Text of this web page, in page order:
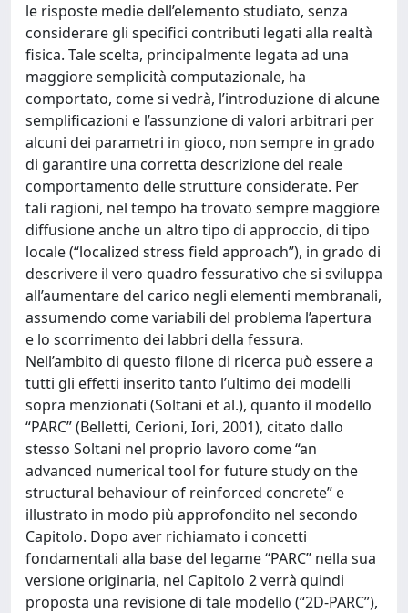
le risposte medie dell’elemento studiato, senza
considerare gli specifici contributi legati alla realtà
fisica. Tale scelta, principalmente legata ad una
maggiore semplicità computazionale, ha
comportato, come si vedrà, l’introduzione di alcune
semplificazioni e l’assunzione di valori arbitrari per
alcuni dei parametri in gioco, non sempre in grado
di garantire una corretta descrizione del reale
comportamento delle strutture considerate. Per
tali ragioni, nel tempo ha trovato sempre maggiore
diffusione anche un altro tipo di approccio, di tipo
locale (“localized stress field approach”), in grado di
descrivere il vero quadro fessurativo che si sviluppa
all’aumentare del carico negli elementi membranali,
assumendo come variabili del problema l’apertura
e lo scorrimento dei labbri della fessura.
Nell’ambito di questo filone di ricerca può essere a
tutti gli effetti inserito tanto l’ultimo dei modelli
sopra menzionati (Soltani et al.), quanto il modello
“PARC” (Belletti, Cerioni, Iori, 2001), citato dallo
stesso Soltani nel proprio lavoro come “an
advanced numerical tool for future study on the
structural behaviour of reinforced concrete” e
illustrato in modo più approfondito nel secondo
Capitolo. Dopo aver richiamato i concetti
fondamentali alla base del legame “PARC” nella sua
versione originaria, nel Capitolo 2 verrà quindi
proposta una revisione di tale modello (“2D-PARC”),